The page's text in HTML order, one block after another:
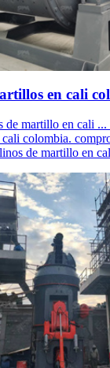
en cali
de martillo en cali
cali colombia.
de martillo en